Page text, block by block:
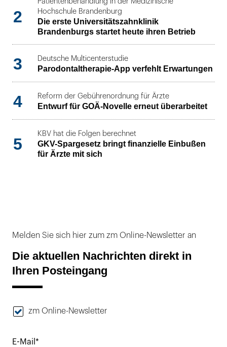
2
Hochschule Brandenburg
Die erste Universitätszahnklinik
Brandenburgs startet heute ihren Betrieb
3 Deutsche Multicenterstudie
Parodontaltherapie-App verfehlt Erwartungen
4 Reform der Gebührenordnung für Ärzte
Entwurf für GOÄ-Novelle erneut überarbeitet
5
KBV hat die Folgen berechnet
GKV-Spargesetz bringt finanzielle Einbußen
für Ärzte mit sich
Melden Sie sich hier zum zm Online-Newsletter an
Die aktuellen Nachrichten direkt in
Ihren Posteingang
zm Online-Newsletter
E-Mail*